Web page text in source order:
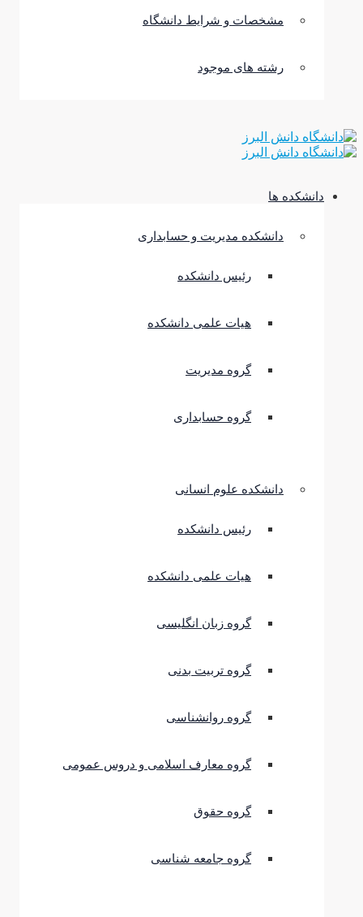
مشخصات و شرایط دانشگاه
رشته های موجود
دانشکده ها
دانشکده مدیریت و حسابداری
رئیس دانشکده
هیات علمی دانشکده
گروه مدیریت
گروه حسابداری
دانشکده علوم انسانی
رئیس دانشکده
هیات علمی دانشکده
گروه زبان انگلیسی
گروه تربیت بدنی
گروه روانشناسی
گروه معارف اسلامی و دروس عمومی
گروه حقوق
گروه جامعه شناسی